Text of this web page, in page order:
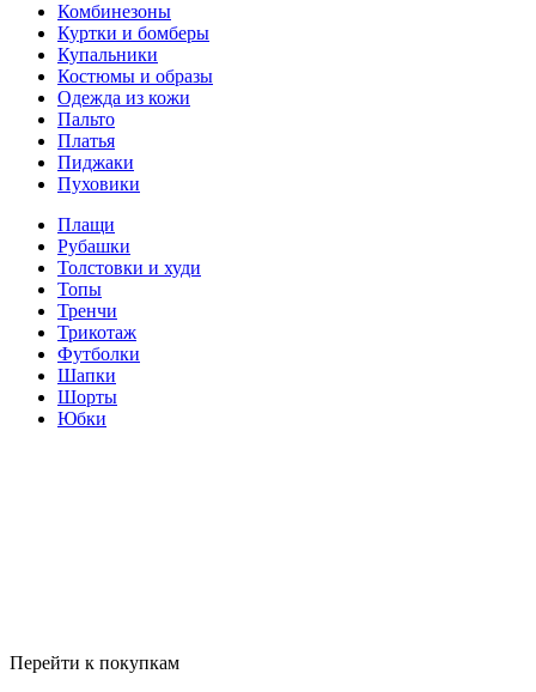
Комбинезоны
Куртки и бомберы
Купальники
Костюмы и образы
Одежда из кожи
Пальто
Платья
Пиджаки
Пуховики
Плащи
Рубашки
Толстовки и худи
Топы
Тренчи
Трикотаж
Футболки
Шапки
Шорты
Юбки
Перейти к покупкам